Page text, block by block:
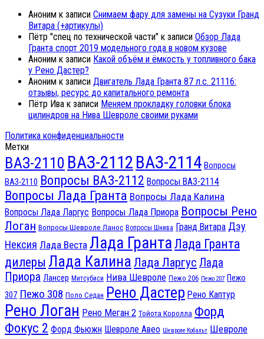
Аноним к записи Снимаем фару для замены на Сузуки Гранд
Витара (+артикулы)
Пётр "спец по технической части" к записи Обзор Лада
Гранта спорт 2019 модельного года в новом кузове
Аноним к записи Какой объём и ёмкость у топливного бака
у Рено Дастер?
Аноним к записи Двигатель Лада Гранта 87 л.с. 21116:
отзывы, ресурс до капитального ремонта
Пётр Ива к записи Меняем прокладку головки блока
цилиндров на Нива Шевроле своими руками
Политика конфиденциальности
Метки
ВАЗ-2110 ВАЗ-2112 ВАЗ-2114 Вопросы
ВАЗ-2110 Вопросы ВАЗ-2112 Вопросы ВАЗ-2114
Вопросы Лада Гранта Вопросы Лада Калина
Вопросы Лада Ларгус Вопросы Лада Приора Вопросы Рено
Логан Вопросы Шевроле Ланос Вопросы Шнива Гранд Витара Дэу
Нексия Лада Веста Лада Гранта Лада Гранта
дилеры Лада Калина Лада Ларгус Лада
Приора Лансер Митсубиси Нива Шевроле Пежо 206 Пежо 207 Пежо
307 Пежо 308 Поло Седан Рено Дастер Рено Каптур
Рено Логан Рено Меган 2 Тойота Королла Форд
Фокус 2 Форд Фьюжн Шевроле Авео Шевроле Кобальт Шевроле